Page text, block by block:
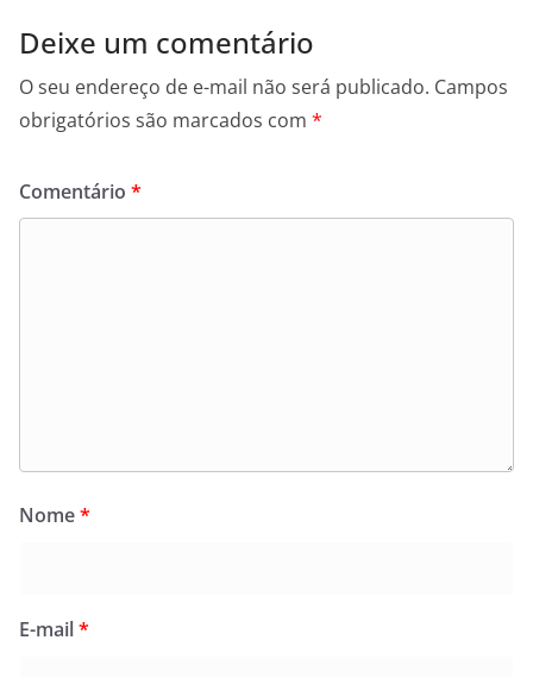
Deixe um comentário
O seu endereço de e-mail não será publicado. Campos
obrigatórios são marcados com *
Comentário *
Nome*
E-mail*